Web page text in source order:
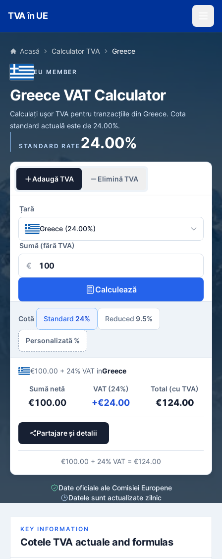
TVA în UE
Acasă Calculator TVA Greece
EU MEMBER
Greece VAT Calculator
Calculați ușor TVA pentru tranzacțiile din Greece. Cota
standard actuală este de 24.00%.
STANDARD RATE 24.00%
Adaugă TVA Elimină TVA
Țară
Greece (24.00%)
Sumă (fără TVA)
€
Calculează
Cotă Standard 24% Reduced 9.5%
Personalizată %
€100.00 + 24% VAT inGreece
Sumă netă
€100.00
VAT (24%)
+€24.00
Total (cu TVA)
€124.00
Partajare și detalii
€100.00 + 24% VAT = €124.00
Date oficiale ale Comisiei Europene
Datele sunt actualizate zilnic
KEY INFORMATION
Cotele TVA actuale and formulas